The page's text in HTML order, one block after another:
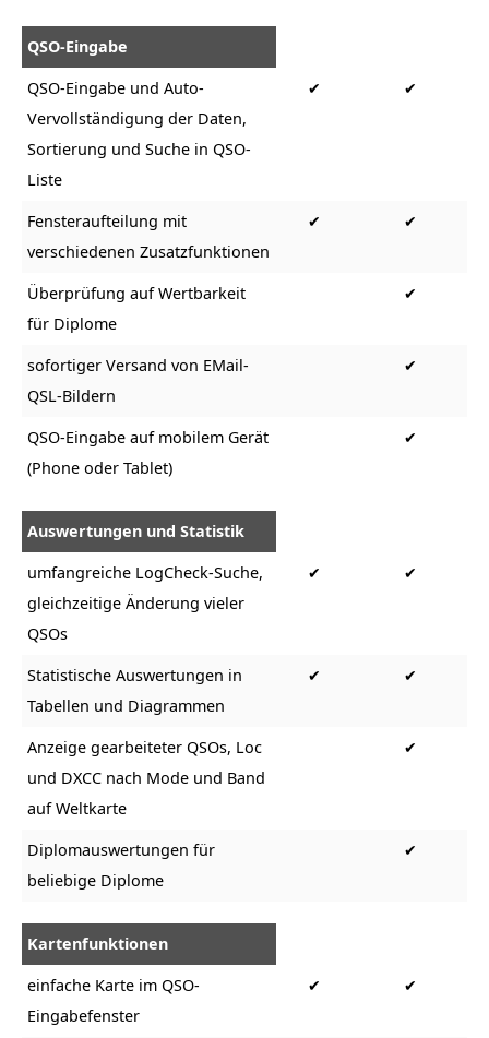
QSO-Eingabe
QSO-Eingabe und Auto-
Vervollständigung der Daten,
Sortierung und Suche in QSO-
Liste
✔ ✔
Fensteraufteilung mit
verschiedenen Zusatzfunktionen
✔ ✔
Überprüfung auf Wertbarkeit
für Diplome
✔
sofortiger Versand von EMail-
QSL-Bildern
✔
QSO-Eingabe auf mobilem Gerät
(Phone oder Tablet)
✔
Auswertungen und Statistik
umfangreiche LogCheck-Suche,
gleichzeitige Änderung vieler
QSOs
✔ ✔
Statistische Auswertungen in
Tabellen und Diagrammen
✔ ✔
Anzeige gearbeiteter QSOs, Loc
und DXCC nach Mode und Band
auf Weltkarte
✔
Diplomauswertungen für
beliebige Diplome
✔
Kartenfunktionen
einfache Karte im QSO-
Eingabefenster
✔ ✔